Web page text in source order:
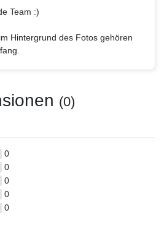
Team :)
Hintergrund des Fotos gehören
(0)
0
0
0
0
0